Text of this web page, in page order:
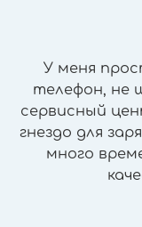
У меня
телефон, не
сервисный
гнездо для
много